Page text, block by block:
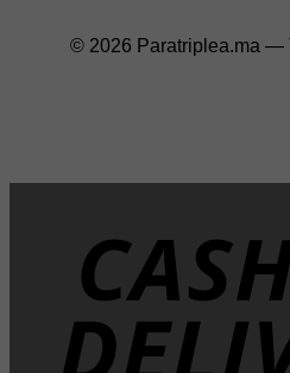
© 2026 Paratriplea.ma —